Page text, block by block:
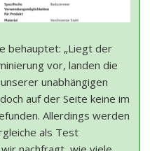
behauptet: „Liegt der
vor, landen die
unabhängigen
auf der Seite keine im
Allerdings werden
als Test